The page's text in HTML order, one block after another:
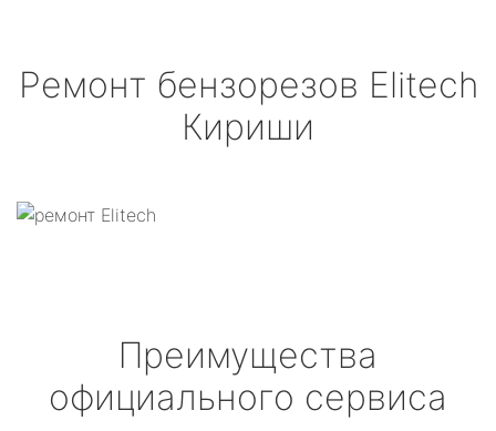
Ремонт бензорезов Elitech
Кириши
Преимущества
официального сервиса